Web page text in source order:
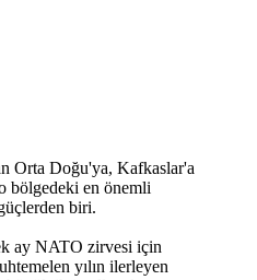
Orta Doğu'ya, Kafkaslar'a
bölgedeki en önemli
biri.
ay NATO zirvesi için
yılın ilerleyen